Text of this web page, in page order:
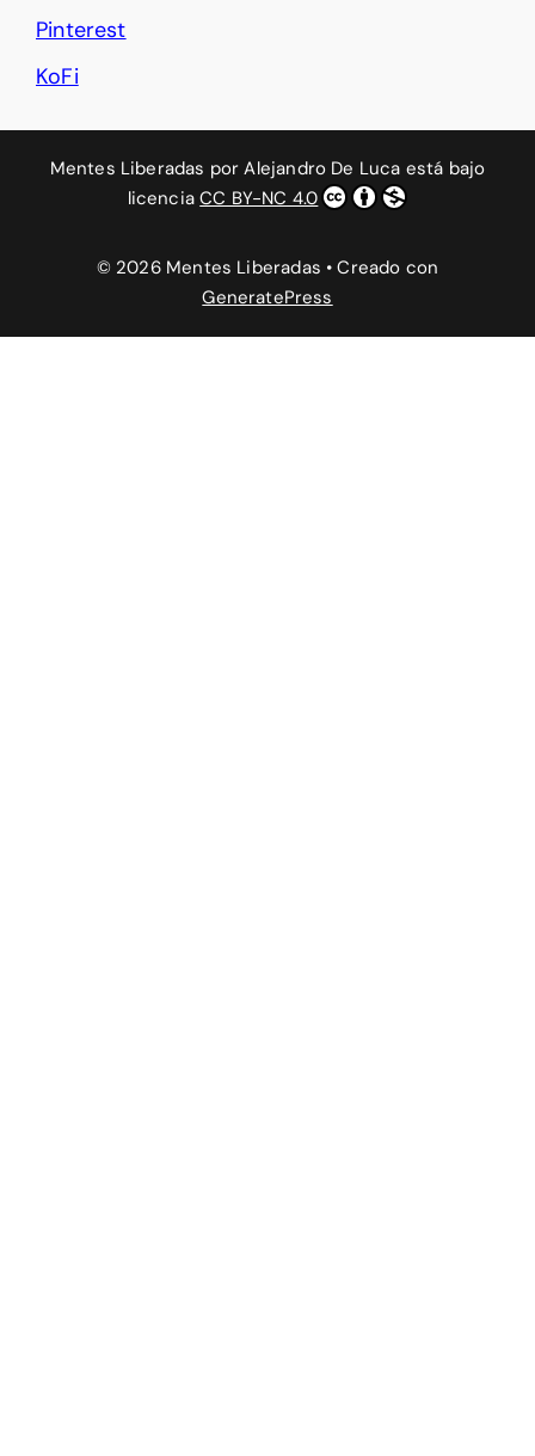
Pinterest
KoFi
Mentes Liberadas porAlejandro De Luca está bajo
licenciaCC BY-NC 4.0
© 2026 Mentes Liberadas • Creado con
GeneratePress